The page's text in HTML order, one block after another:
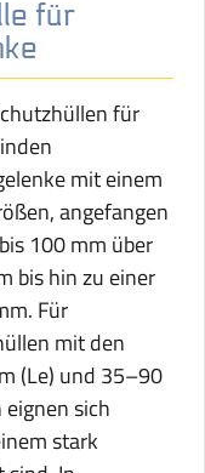
für
für
mit einem
angefangen
100 mm über
bis hin zu einer
Für
mit den
(Le) und 35–90
sich
stark